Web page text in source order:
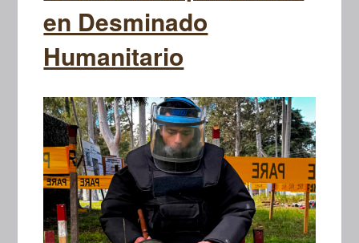
en Desminado
Humanitario